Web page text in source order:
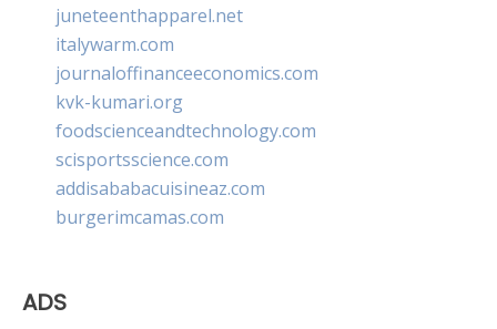
juneteenthapparel.net
italywarm.com
journaloffinanceeconomics.com
kvk-kumari.org
foodscienceandtechnology.com
scisportsscience.com
addisababacuisineaz.com
burgerimcamas.com
ADS